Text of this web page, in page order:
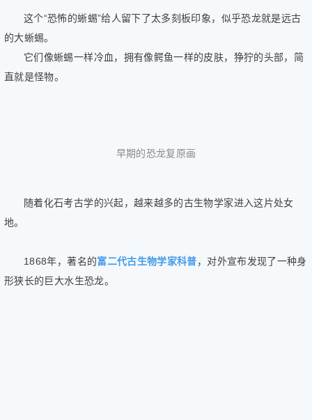
这个“恐怖的蜥蜴”给人留下了太多刻板印象，似乎恐龙就是远古
的大蜥蜴。
它们像蜥蜴一样冷血，拥有像鳄鱼一样的皮肤，狰狞的头部，简
直就是怪物。
早期的恐龙复原画
随着化石考古学的兴起，越来越多的古生物学家进入这片处女
地。
1868年，著名的富二代古生物学家科普，对外宣布发现了一种身
形狭长的巨大水生恐龙。